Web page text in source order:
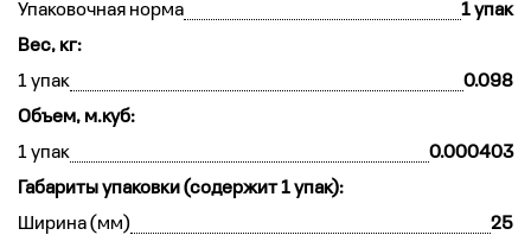
Упаковочная норма
1 упак
Вес, кг:
1 упак
0.098
Объем, м.куб:
1 упак
0.000403
Габариты упаковки (содержит 1 упак):
Ширина (мм)
25